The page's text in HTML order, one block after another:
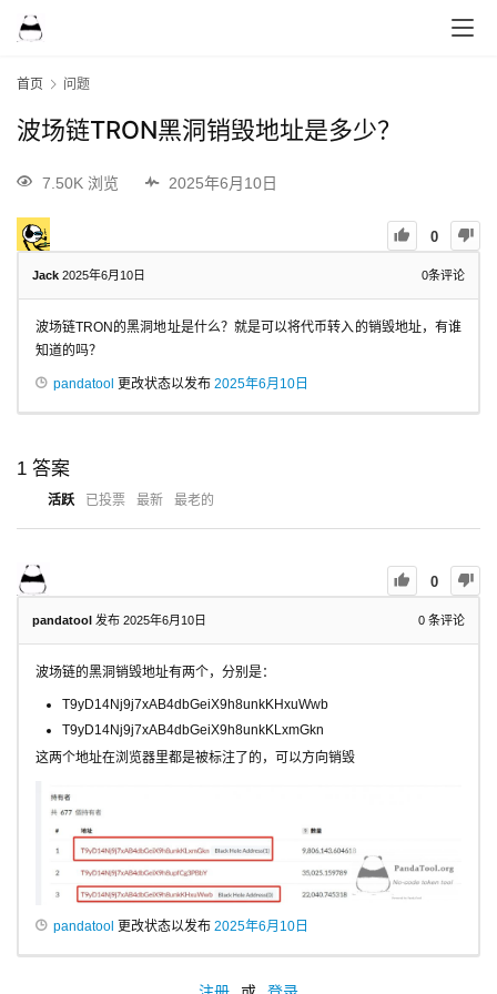
首页 问题
波场链TRON黑洞销毁地址是多少？
7.50K 浏览 2025年6月10日
0
Jack 2025年6月10日 0条评论
波场链TRON的黑洞地址是什么？就是可以将代币转入的销毁地址，有谁
知道的吗？
pandatool 更改状态以发布 2025年6月10日
1 答案
活跃 已投票 最新 最老的
0
pandatool 发布 2025年6月10日 0 条评论
波场链的黑洞销毁地址有两个，分别是：
T9yD14Nj9j7xAB4dbGeiX9h8unkKHxuWwb
T9yD14Nj9j7xAB4dbGeiX9h8unkKLxmGkn
这两个地址在浏览器里都是被标注了的，可以方向销毁
pandatool 更改状态以发布 2025年6月10日